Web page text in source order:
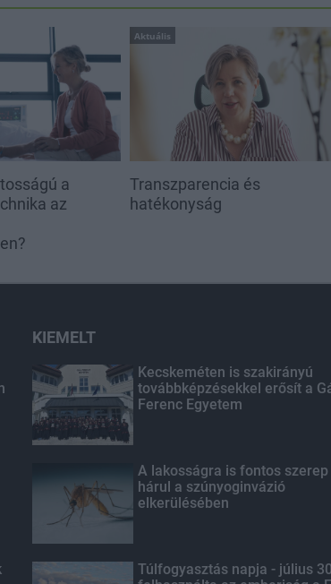
a
az
Aktuális
Transzparencia és
hatékonyság
KIEMELT
Kecskeméten is szakirányú
továbbképzésekkel erősít a
Ferenc Egyetem
A lakosságra is fontos szerep
hárul a szúnyoginvázió
elkerülésében
Túlfogyasztás napja - július